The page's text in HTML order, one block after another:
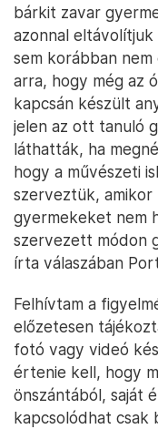
bárkit zavar
azonnal
sem korábban
arra, hogy még az
kapcsán készült
jelen az ott tanuló
láthatták, ha
hogy a művészeti
szerveztük, amikor
gyermekeket nem
szervezett módon
írta válaszában
Felhívtam a
előzetesen
fotó vagy videó
értenie kell, hogy
önszántából, saját
kapcsolódhat csak